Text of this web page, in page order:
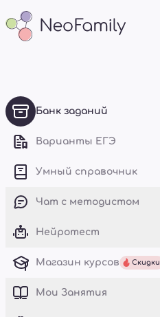
Банк заданий
Варианты ЕГЭ
Умный справочник
Чат с методистом
Нейротест
Магазин курсов Скидки
Mои Занятия